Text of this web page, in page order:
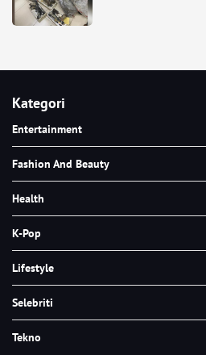
Kategori
Entertainment
Fashion And Beauty
Health
K-Pop
Lifestyle
Selebriti
Tekno